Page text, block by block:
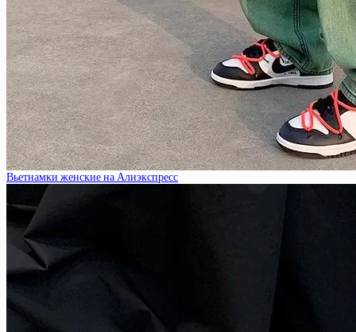
Вьетнамки женские на Алиэкспресс